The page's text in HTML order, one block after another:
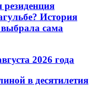
резиденция
История
выбрала сама
2026 года
в десятилетия